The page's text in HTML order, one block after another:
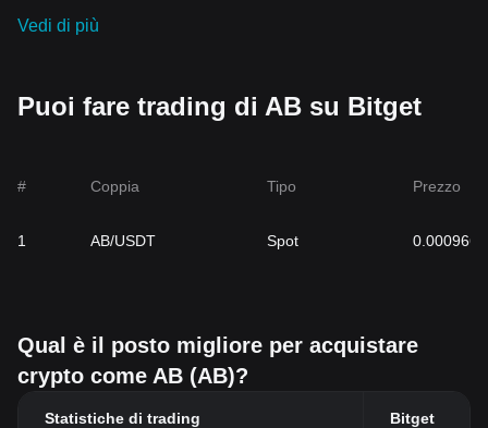
Vedi di più
Puoi fare trading di AB su Bitget
# Coppia Tipo Prezzo
1 AB/USDT Spot 0.000966
Qual è il posto migliore per acquistare
crypto come AB (AB)?
Statistiche di trading Bitget